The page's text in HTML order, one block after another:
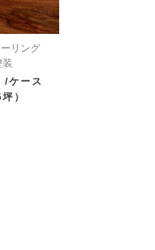
リング
装
/ケース
）